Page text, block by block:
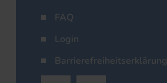
FAQ
Login
Barrierefreiheitserklärung